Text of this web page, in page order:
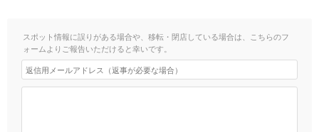
スポット情報に誤りがある場合や、移転・閉店している場合は、こちらのフ
ォームよりご報告いただけると幸いです。